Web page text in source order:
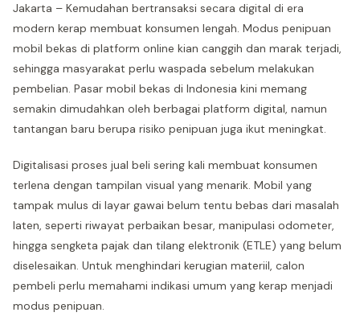
Jakarta – Kemudahan bertransaksi secara digital di era
modern kerap membuat konsumen lengah. Modus penipuan
mobil bekas di platform online kian canggih dan marak terjadi,
sehingga masyarakat perlu waspada sebelum melakukan
pembelian. Pasar mobil bekas di Indonesia kini memang
semakin dimudahkan oleh berbagai platform digital, namun
tantangan baru berupa risiko penipuan juga ikut meningkat.
Digitalisasi proses jual beli sering kali membuat konsumen
terlena dengan tampilan visual yang menarik. Mobil yang
tampak mulus di layar gawai belum tentu bebas dari masalah
laten, seperti riwayat perbaikan besar, manipulasi odometer,
hingga sengketa pajak dan tilang elektronik (ETLE) yang belum
diselesaikan. Untuk menghindari kerugian materiil, calon
pembeli perlu memahami indikasi umum yang kerap menjadi
modus penipuan.